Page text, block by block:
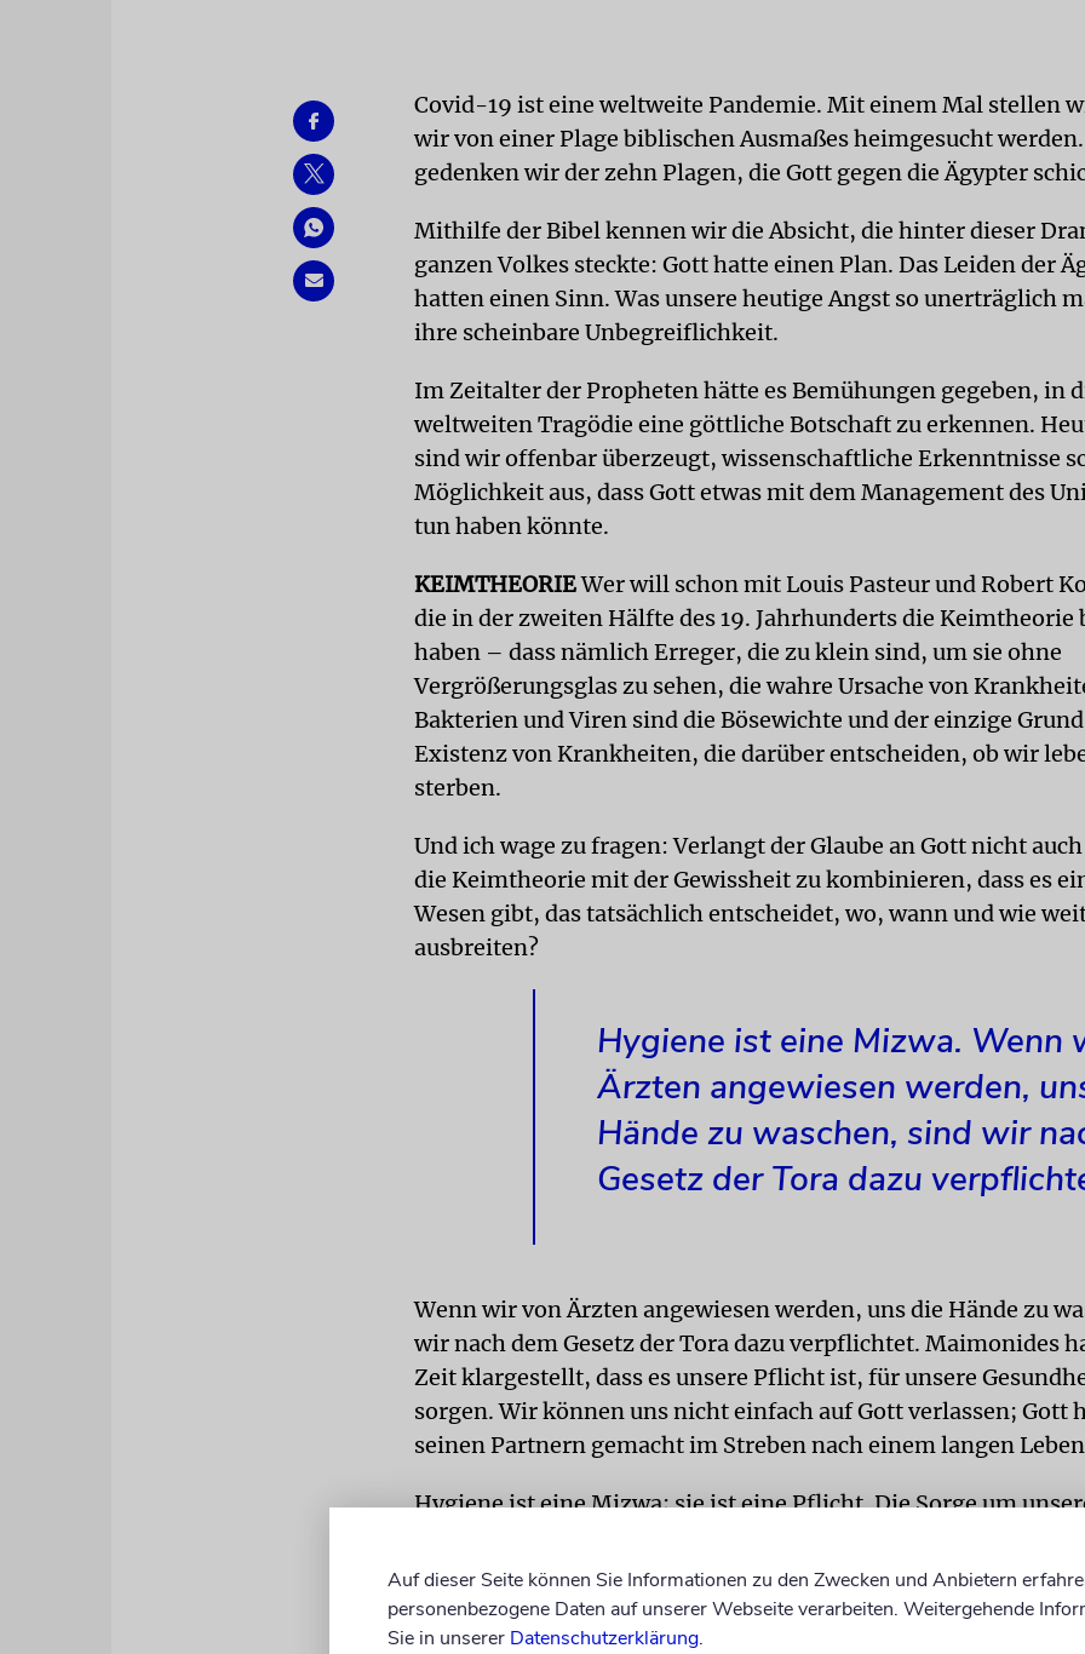
Covid-19 ist eine weltweite Pandemie. Mit einem Mal stellen
wir von einer Plage biblischen Ausmaßes heimgesucht werden.
gedenken wir der zehn Plagen, die Gott gegen die Ägypter
Mithilfe der Bibel kennen wir die Absicht, die hinter dieser
ganzen Volkes steckte: Gott hatte einen Plan. Das Leiden der
hatten einen Sinn. Was unsere heutige Angst so unerträglich
ihre scheinbare Unbegreiflichkeit.
Im Zeitalter der Propheten hätte es Bemühungen gegeben, in
weltweiten Tragödie eine göttliche Botschaft zu erkennen.
sind wir offenbar überzeugt, wissenschaftliche Erkenntnisse
Möglichkeit aus, dass Gott etwas mit dem Management des
tun haben könnte.
KEIMTHEORIEWer will schon mit Louis Pasteur und Robert
die in der zweiten Hälfte des 19. Jahrhunderts die Keimtheorie
haben – dass nämlich Erreger, die zu klein sind, um sie ohne
Vergrößerungsglas zu sehen, die wahre Ursache von
Bakterien und Viren sind die Bösewichte und der einzige
Existenz von Krankheiten, die darüber entscheiden, ob wir
sterben.
Und ich wage zu fragen: Verlangt der Glaube an Gott nicht
die Keimtheorie mit der Gewissheit zu kombinieren, dass es
Wesen gibt, das tatsächlich entscheidet, wo, wann und wie
ausbreiten?
Hygiene ist eine Mizwa. Wenn
Ärzten angewiesen werden,
Hände zu waschen, sind wir
Gesetz der Tora dazu
Wenn wir von Ärzten angewiesen werden, uns die Hände zu
wir nach dem Gesetz der Tora dazu verpflichtet. Maimonides
Zeit klargestellt, dass es unsere Pflicht ist, für unsere
sorgen. Wir können uns nicht einfach auf Gott verlassen; Gott
seinen Partnern gemacht im Streben nach einem langen
Hygiene ist eine Mizwa; sie ist eine Pflicht. Die Sorge um
gleichkommt. Doch die endgültige Entscheidung über Leben
wie wir jedes Jahr an Rosch Haschana und Jom Kippur, wenn
Schicksal besiegelt wird, deutlich machen – verbleibt bei dem
Auf dieser Seite können Sie Informationen zu den Zwecken und Anbietern
personenbezogene Daten auf unserer Webseite verarbeiten. Weitergehende
Sie in unserer Datenschutzerklärung.